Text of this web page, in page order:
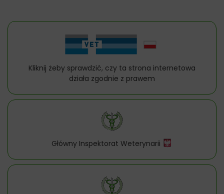
Kliknij żeby sprawdzić, czy ta strona internetowa
działa zgodnie z prawem
Główny Inspektorat Weterynarii